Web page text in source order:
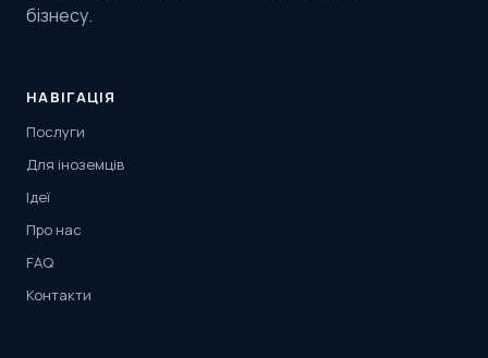
бізнесу.
НАВІГАЦІЯ
Послуги
Для іноземців
Ідеї
Про нас
FAQ
Контакти